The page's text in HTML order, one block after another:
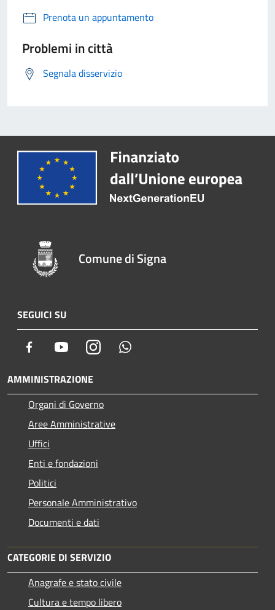
Prenota un appuntamento
Problemi in città
Segnala disservizio
Comune di Signa
SEGUICI SU
Facebook YoutubeInstagram
AMMINISTRAZIONE
Organi di Governo
Aree Amministrative
Uffici
Enti e fondazioni
Politici
Personale Amministrativo
Documenti e dati
CATEGORIE DI SERVIZIO
Anagrafe e stato civile
Cultura e tempo libero